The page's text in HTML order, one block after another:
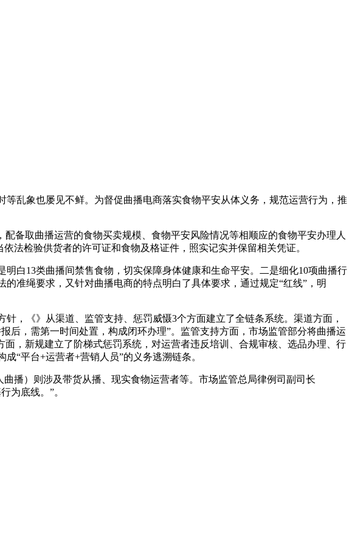
乱象也屡见不鲜。为督促曲播电商落实食物平安从体义务，规范运营行为，推
取曲播运营的食物买卖规模、食物平安风险情况等相顺应的食物平安办理人
法检验供货者的许可证和食物及格证件，照实记实并保留相关凭证。
13类曲播间禁售食物，切实保障身体健康和生命平安。二是细化10项曲播行
准绳要求，又针对曲播电商的特点明白了具体要求，通过规定“红线”，明
《》从渠道、监管支持、惩罚威慑3个方面建立了全链条系统。渠道方面，
后，需第一时间处置，构成闭环办理”。监管支持方面，市场监管部分将曲播运
，新规建立了阶梯式惩罚系统，对运营者违反培训、合规审核、选品办理、行
“平台+运营者+营销人员”的义务逃溯链条。
播）则涉及带货从播、现实食物运营者等。市场监管总局律例司副司长
为底线。”。